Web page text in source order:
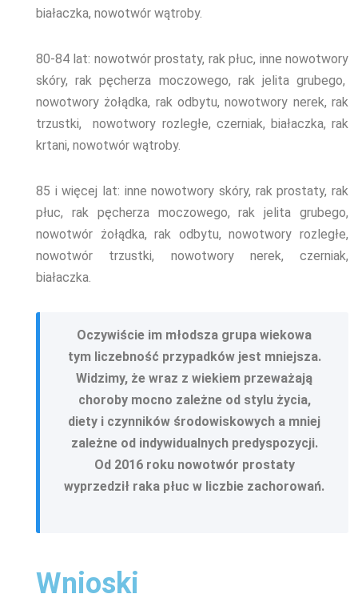
białaczka, nowotwór wątroby.
80-84 lat: nowotwór prostaty, rak płuc, inne nowotwory
skóry, rak pęcherza moczowego, rak jelita grubego,
nowotwory żołądka, rak odbytu, nowotwory nerek, rak
trzustki, nowotwory rozległe, czerniak, białaczka, rak
krtani, nowotwór wątroby.
85 i więcej lat: inne nowotwory skóry, rak prostaty, rak
płuc, rak pęcherza moczowego, rak jelita grubego,
nowotwór żołądka, rak odbytu, nowotwory rozległe,
nowotwór trzustki, nowotwory nerek, czerniak,
białaczka.
Oczywiście im młodsza grupa wiekowa
tym liczebność przypadków jest mniejsza.
Widzimy, że wraz z wiekiem przeważają
choroby mocno zależne od stylu życia,
diety i czynników środowiskowych a mniej
zależne od indywidualnych predyspozycji.
Od 2016 roku nowotwór prostaty
wyprzedził raka płuc w liczbie zachorowań.
Wnioski